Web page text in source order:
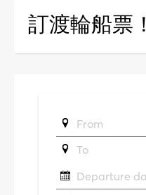
訂渡輪船票！